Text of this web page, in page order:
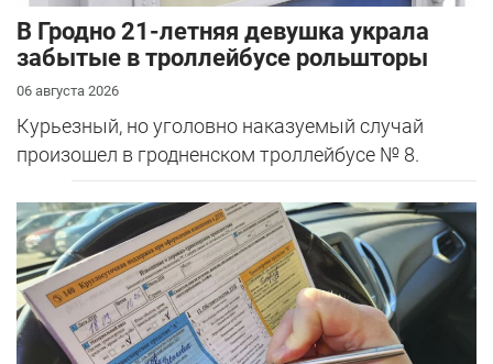
В Гродно 21-летняя девушка украла
забытые в троллейбусе рольшторы
06 августа 2026
Курьезный, но уголовно наказуемый случай
произошел в гродненском троллейбусе № 8.